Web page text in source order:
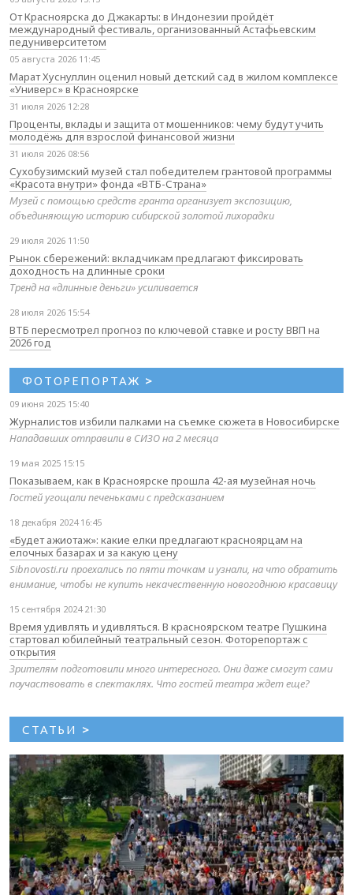
От Красноярска до Джакарты: в Индонезии пройдёт
международный фестиваль, организованный Астафьевским
педуниверситетом
05 августа 2026 11:45
Марат Хуснуллин оценил новый детский сад в жилом комплексе
«Универс» в Красноярске
31 июля 2026 12:28
Проценты, вклады и защита от мошенников: чему будут учить
молодёжь для взрослой финансовой жизни
31 июля 2026 08:56
Сухобузимский музей стал победителем грантовой программы
«Красота внутри» фонда «ВТБ-Страна»
Музей с помощью средств гранта организует экспозицию,
объединяющую историю сибирской золотой лихорадки
29 июля 2026 11:50
Рынок сбережений: вкладчикам предлагают фиксировать
доходность на длинные сроки
Тренд на «длинные деньги» усиливается
28 июля 2026 15:54
ВТБ пересмотрел прогноз по ключевой ставке и росту ВВП на
2026 год
ФОТОРЕПОРТАЖ >
09 июня 2025 15:40
Журналистов избили палками на съемке сюжета в Новосибирске
Нападавших отправили в СИЗО на 2 месяца
19 мая 2025 15:15
Показываем, как в Красноярске прошла 42-ая музейная ночь
Гостей угощали печеньками с предсказанием
18 декабря 2024 16:45
«Будет ажиотаж»: какие елки предлагают красноярцам на
елочных базарах и за какую цену
Sibnovosti.ru проехались по пяти точкам и узнали, на что обратить
внимание, чтобы не купить некачественную новогоднюю красавицу
15 сентября 2024 21:30
Время удивлять и удивляться. В красноярском театре Пушкина
стартовал юбилейный театральный сезон. Фоторепортаж с
открытия
Зрителям подготовили много интересного. Они даже смогут сами
поучаствовать в спектаклях. Что гостей театра ждет еще?
СТАТЬИ >